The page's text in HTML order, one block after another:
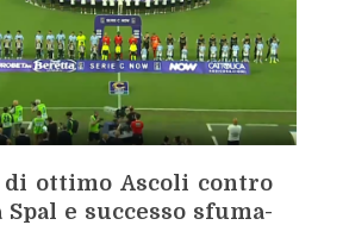
di ot­ti­mo Asco­li con­tro
Spal e suc­ces­so sfu­ma­